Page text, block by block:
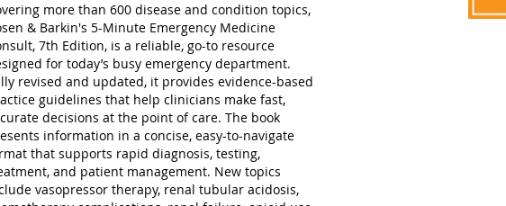
more than 600 disease and condition topics,
& Barkin's 5-Minute Emergency Medicine
7th Edition, is a reliable, go-to resource
for today’s busy emergency department.
revised and updated, it provides evidence-based
guidelines that help clinicians make fast,
decisions at the point of care. The book
information in a concise, easy-to-navigate
that supports rapid diagnosis, testing,
and patient management. New topics
vasopressor therapy, renal tubular acidosis,